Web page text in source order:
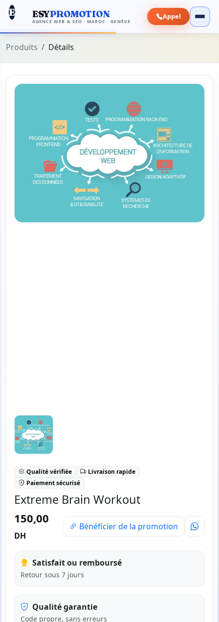
E ESYPROMOTION
AGENCE WEB & SEO · MAROC · GENÈVE
Appel
Produits Détails
Qualité vérifiée
Livraison rapide
Paiement sécurisé
Extreme Brain Workout
150,00
DH
Bénéficier de la promotion
Satisfait ou remboursé
Retour sous 7 jours
Qualité garantie
Code propre, sans erreurs